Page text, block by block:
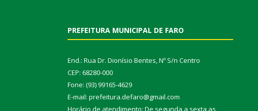
PREFEITURA MUNICIPAL DE FARO
End.: Rua Dr. Dionísio Bentes, Nº S/n Centro
CEP: 68280-000
Fone: (93) 99165-4629
E-mail: prefeitura.defaro@gmail.com
Horário de atendimento: De segunda a sexta as